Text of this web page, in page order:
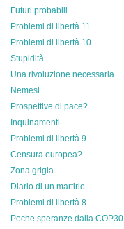
Futuri probabili
Problemi di libertà 11
Problemi di libertà 10
Stupidità
Una rivoluzione necessaria
Nemesi
Prospettive di pace?
Inquinamenti
Problemi di libertà 9
Censura europea?
Zona grigia
Diario di un martirio
Problemi di libertà 8
Poche speranze dalla COP30